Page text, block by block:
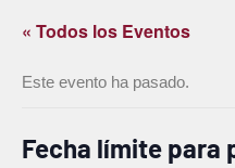
« Todos los Eventos
Este evento ha pasado.
Fecha límite para